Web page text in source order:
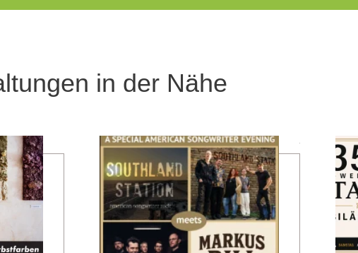
in der Nähe
mehr erfahren